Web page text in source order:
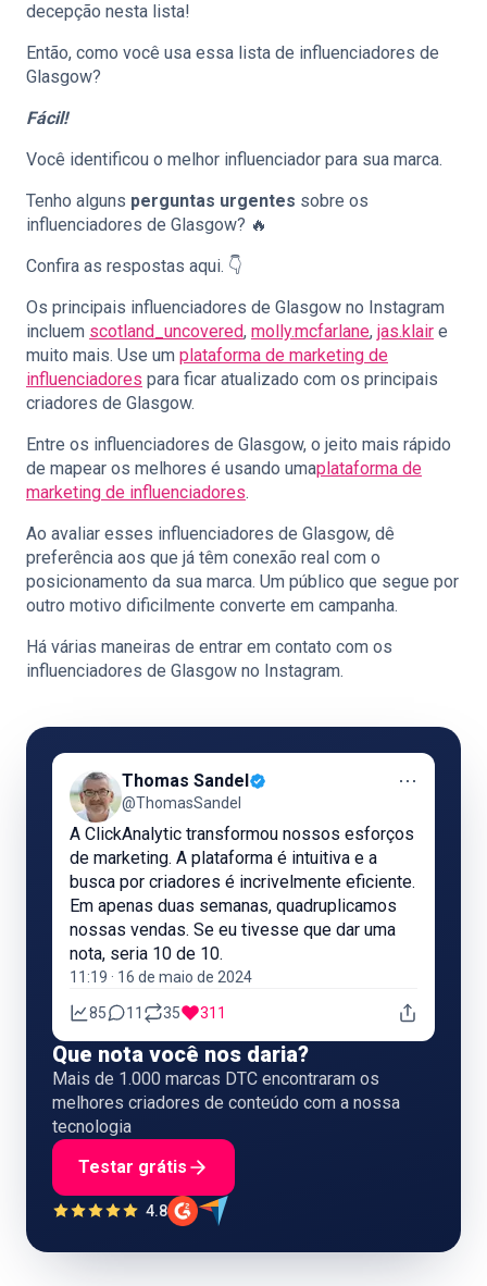
decepção nesta lista!
Então, como você usa essa lista de influenciadores de
Glasgow?
Fácil!
Você identificou o melhor influenciador para sua marca.
Tenho alguns perguntas urgentes sobre os
influenciadores de Glasgow? 🔥
Confira as respostas aqui. 👇
Os principais influenciadores de Glasgow no Instagram
incluem scotland_uncovered, molly.mcfarlane, jas.klair e
muito mais. Use um plataforma de marketing de
influenciadores para ficar atualizado com os principais
criadores de Glasgow.
Entre os influenciadores de Glasgow, o jeito mais rápido
de mapear os melhores é usando umaplataforma de
marketing de influenciadores.
Ao avaliar esses influenciadores de Glasgow, dê
preferência aos que já têm conexão real com o
posicionamento da sua marca. Um público que segue por
outro motivo dificilmente converte em campanha.
Há várias maneiras de entrar em contato com os
influenciadores de Glasgow no Instagram.
Thomas Sandel
@ThomasSandel
⋯
A ClickAnalytic transformou nossos esforços
de marketing. A plataforma é intuitiva e a
busca por criadores é incrivelmente eficiente.
Em apenas duas semanas, quadruplicamos
nossas vendas. Se eu tivesse que dar uma
nota, seria 10 de 10.
11:19 · 16 de maio de 2024
85 11 35 311
Que nota você nos daria?
Mais de 1.000 marcas DTC encontraram os
melhores criadores de conteúdo com a nossa
tecnologia
Testar grátis
4.8